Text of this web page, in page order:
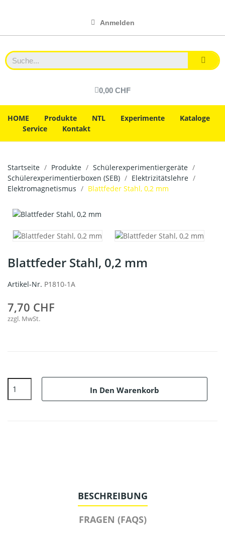
Anmelden
0,00 CHF
HOME Produkte NTL Experimente
Kataloge
Service
Kontakt
Startseite Produkte
Schülerexperimentiergeräte
Schülerexperimentierboxen (SEB)
Elektrizitätslehre
Elektromagnetismus
Blattfeder Stahl, 0,2 mm
Blattfeder Stahl, 0,2 mm
Artikel-Nr. P1810-1A
7,70 CHF
zzgl. MwSt.
In Den Warenkorb
BESCHREIBUNG
FRAGEN (FAQS)